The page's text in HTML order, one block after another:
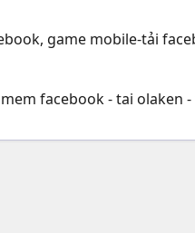
game mobile-tải
facebook - tai olaken -